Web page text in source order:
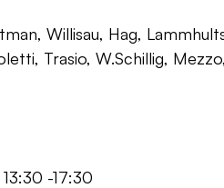
Willisau, Hag,
Trasio, W.Schillig,
17:30